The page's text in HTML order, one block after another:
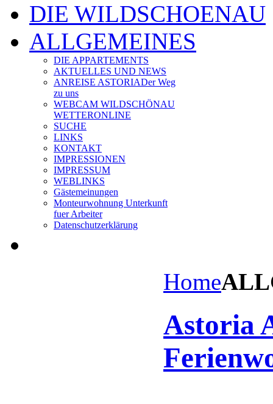
DIE WILDSCHOENAU
ALLGEMEINES
DIE APPARTEMENTS
AKTUELLES UND NEWS
ANREISE ASTORIADer Weg
zu uns
WEBCAM WILDSCHÖNAU
WETTERONLINE
SUCHE
LINKS
KONTAKT
IMPRESSIONEN
IMPRESSUM
WEBLINKS
Gästemeinungen
Monteurwohnung Unterkunft
fuer Arbeiter
Datenschutzerklärung
Home
Astoria